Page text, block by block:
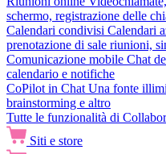
schermo, registrazione delle
Calendari condivisi Calendari
prenotazione di sale riunioni,
Comunicazione mobile Chat
calendario e notifiche
CoPilot in Chat Una fonte
brainstorming e altro
Tutte le funzionalità di
Siti e store